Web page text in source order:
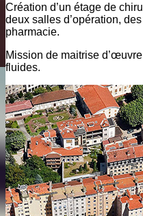
Création d’un étage de
deux salles d’opération,
pharmacie.
Mission de maitrise
fluides.